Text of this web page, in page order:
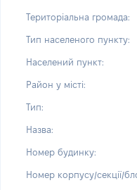
Територіальна громада:
Тип населеного пункту:
Населений пункт:
Район у місті:
Тип:
Назва:
Номер будинку:
Номер корпусу/секції/